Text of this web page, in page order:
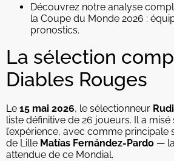
Découvrez notre analyse
la Coupe du Monde 2026 :
pronostics.
La sélection
Diables Rouges
Le 15 mai 2026, le sélectionneur
liste définitive de 26 joueurs. Il a
l’expérience, avec comme principale
de Lille Matías Fernández-Pardo —
attendue de ce Mondial.